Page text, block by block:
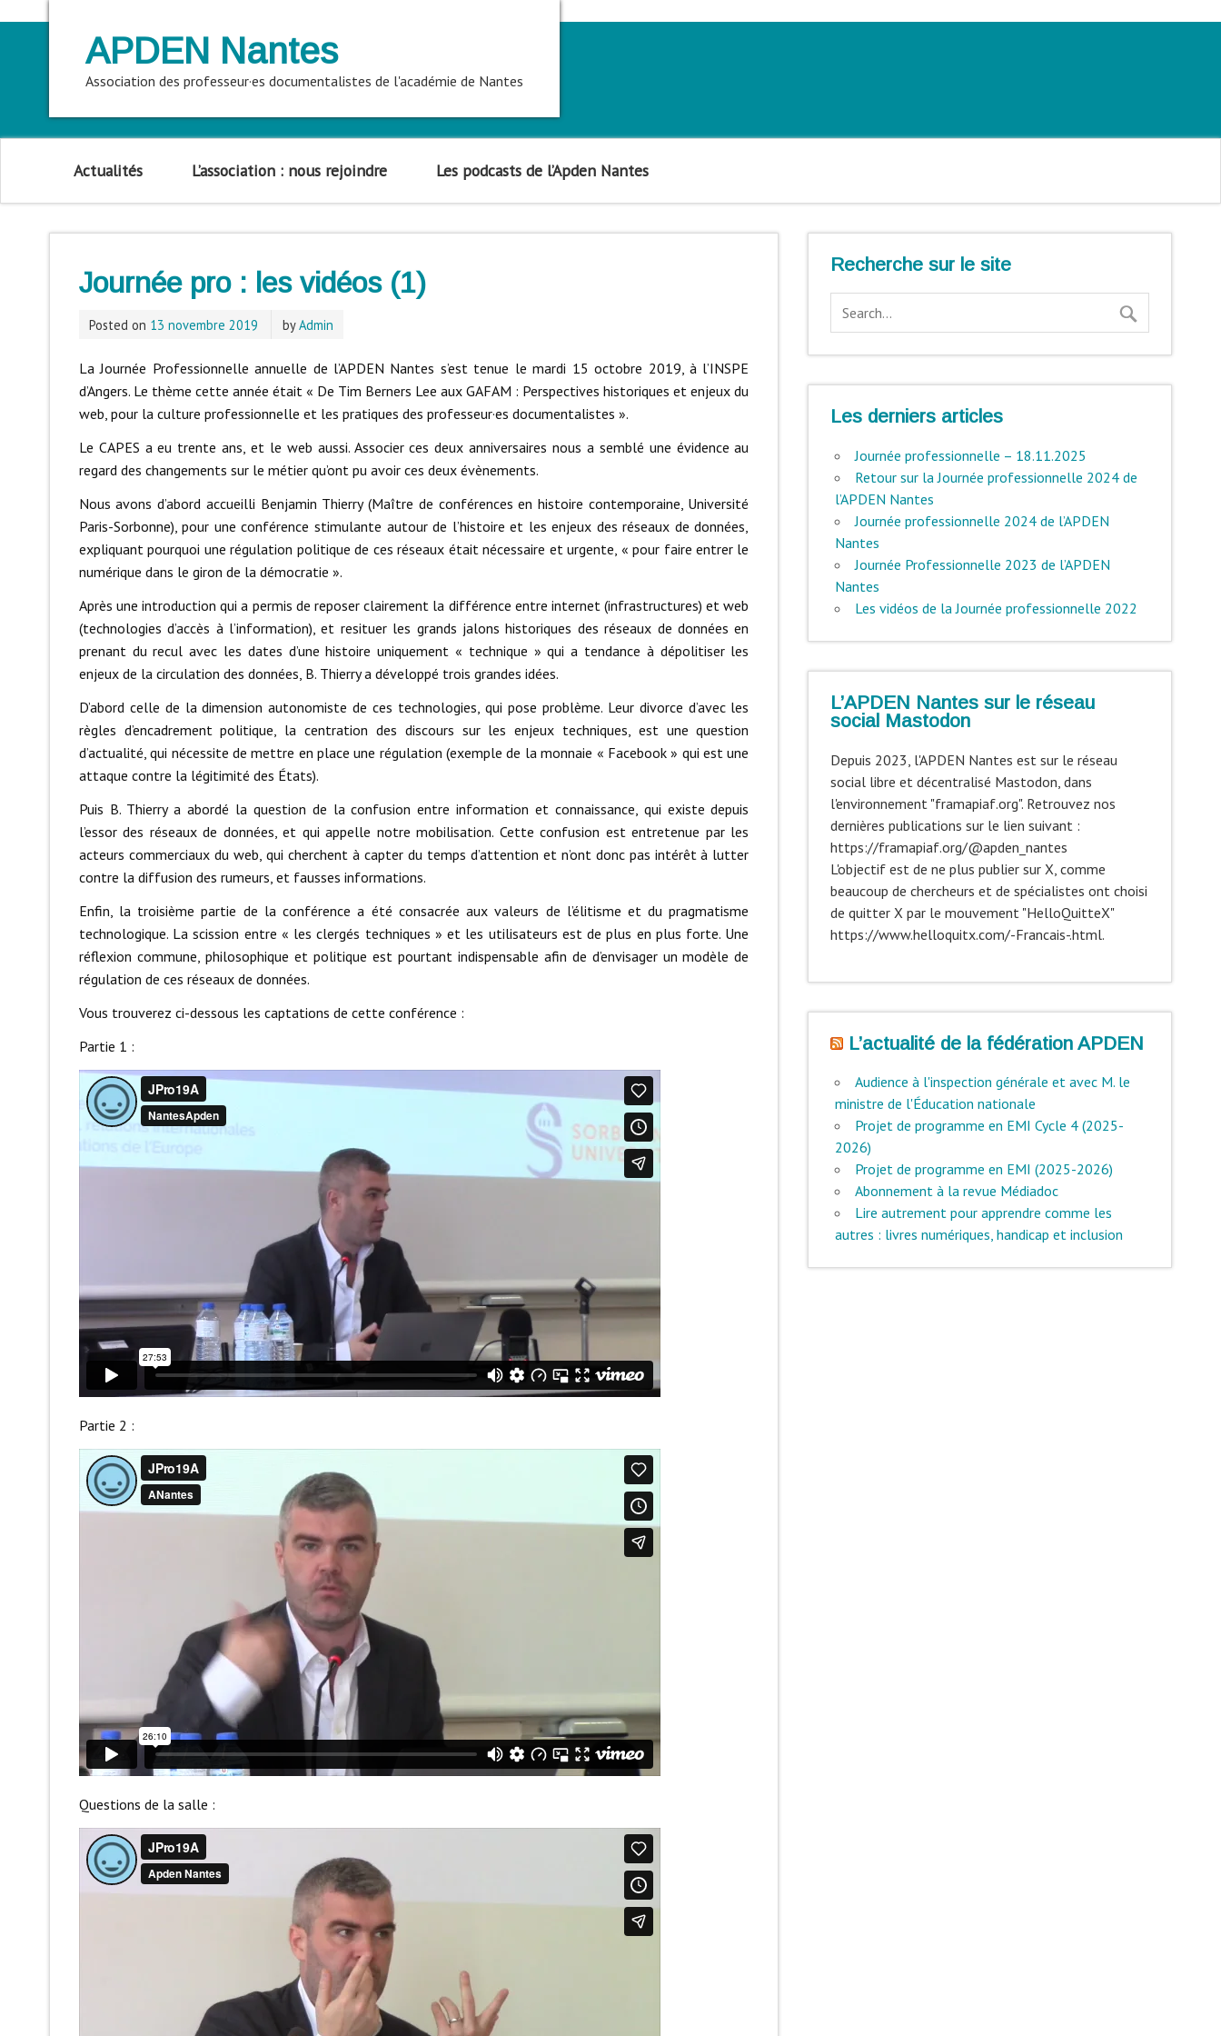
APDEN Nantes
Association des professeur·es documentalistes de l'académie de Nantes
Actualités L’association : nous rejoindre Les podcasts de l’Apden Nantes
Journée pro : les vidéos (1)
Posted on 13 novembre 2019 byAdmin
La Journée Professionnelle annuelle de l’APDEN Nantes s’est tenue le mardi 15 octobre 2019, à l’INSPE
d’Angers. Le thème cette année était « De Tim Berners Lee aux GAFAM : Perspectives historiques et enjeux du
web, pour la culture professionnelle et les pratiques des professeur·es documentalistes ».
Le CAPES a eu trente ans, et le web aussi. Associer ces deux anniversaires nous a semblé une évidence au
regard des changements sur le métier qu’ont pu avoir ces deux évènements.
Nous avons d’abord accueilli Benjamin Thierry (Maître de conférences en histoire contemporaine, Université
Paris-Sorbonne), pour une conférence stimulante autour de l’histoire et les enjeux des réseaux de données,
expliquant pourquoi une régulation politique de ces réseaux était nécessaire et urgente, « pour faire entrer le
numérique dans le giron de la démocratie ».
Après une introduction qui a permis de reposer clairement la différence entre internet (infrastructures) et web
(technologies d’accès à l’information), et resituer les grands jalons historiques des réseaux de données en
prenant du recul avec les dates d’une histoire uniquement « technique » qui a tendance à dépolitiser les
enjeux de la circulation des données, B. Thierry a développé trois grandes idées.
D’abord celle de la dimension autonomiste de ces technologies, qui pose problème. Leur divorce d’avec les
règles d’encadrement politique, la centration des discours sur les enjeux techniques, est une question
d’actualité, qui nécessite de mettre en place une régulation (exemple de la monnaie « Facebook » qui est une
attaque contre la légitimité des États).
Puis B. Thierry a abordé la question de la confusion entre information et connaissance, qui existe depuis
l’essor des réseaux de données, et qui appelle notre mobilisation. Cette confusion est entretenue par les
acteurs commerciaux du web, qui cherchent à capter du temps d’attention et n’ont donc pas intérêt à lutter
contre la diffusion des rumeurs, et fausses informations.
Enfin, la troisième partie de la conférence a été consacrée aux valeurs de l’élitisme et du pragmatisme
technologique. La scission entre « les clergés techniques » et les utilisateurs est de plus en plus forte. Une
réflexion commune, philosophique et politique est pourtant indispensable afin de d’envisager un modèle de
régulation de ces réseaux de données.
Vous trouverez ci-dessous les captations de cette conférence :
Partie 1 :
Partie 2 :
Questions de la salle :
Recherche sur le site
Les derniers articles
Journée professionnelle – 18.11.2025
Retour sur la Journée professionnelle 2024 de
l’APDEN Nantes
Journée professionnelle 2024 de l’APDEN
Nantes
Journée Professionnelle 2023 de l’APDEN
Nantes
Les vidéos de la Journée professionnelle 2022
L’APDEN Nantes sur le réseau
social Mastodon
Depuis 2023, l'APDEN Nantes est sur le réseau
social libre et décentralisé Mastodon, dans
l'environnement "framapiaf.org". Retrouvez nos
dernières publications sur le lien suivant :
https://framapiaf.org/@apden_nantes
L'objectif est de ne plus publier sur X, comme
beaucoup de chercheurs et de spécialistes ont choisi
de quitter X par le mouvement "HelloQuitteX"
https://www.helloquitx.com/-Francais-.html.
L’actualité de la fédération APDEN
Audience à l'inspection générale et avec M. le
ministre de l'Éducation nationale
Projet de programme en EMI Cycle 4 (2025-
2026)
Projet de programme en EMI (2025-2026)
Abonnement à la revue Médiadoc
Lire autrement pour apprendre comme les
autres : livres numériques, handicap et inclusion